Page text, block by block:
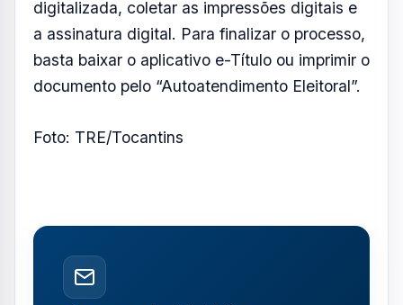
Resumo de Notícias
Receba as atualizações do Vale do Paraíba
diretamente no seu e-mail.
Notícias no WhatsApp
Receba alertas urgentes e plantões da sua